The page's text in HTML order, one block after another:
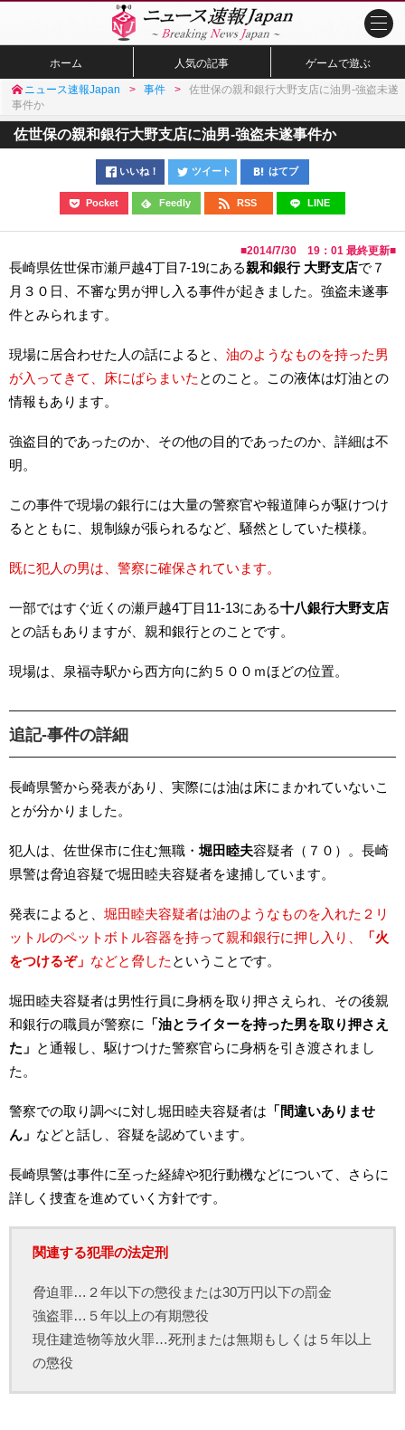
ホーム 人気の記事 ゲームで遊ぶ
ニュース速報Japan 事件
佐世保の親和銀行大野支店に油男-強盗未遂
事件か
佐世保の親和銀行大野支店に油男-強盗未遂事件か
いいね！ ツイート はてブ
Pocket Feedly RSS LINE
■2014/7/30 19：01 最終更新■
長崎県佐世保市瀬戸越4丁目7-19にある親和銀行 大野支店で７
月３０日、不審な男が押し入る事件が起きました。強盗未遂事
件とみられます。
現場に居合わせた人の話によると、 油のようなものを持った男
が入ってきて、床にばらまいた とのこと。この液体は灯油との
情報もあります。
強盗目的であったのか、その他の目的であったのか、詳細は不
明。
この事件で現場の銀行には大量の警察官や報道陣らが駆けつけ
るとともに、規制線が張られるなど、騒然としていた模様。
既に犯人の男は、警察に確保されています。
一部ではすぐ近くの瀬戸越4丁目11-13にある十八銀行大野支店
との話もありますが、親和銀行とのことです。
現場は、泉福寺駅から西方向に約５００ｍほどの位置。
追記-事件の詳細
長崎県警から発表があり、実際には油は床にまかれていないこ
とが分かりました。
犯人は、佐世保市に住む無職・堀田睦夫容疑者（７０）。長崎
県警は脅迫容疑で堀田睦夫容疑者を逮捕しています。
発表によると、 堀田睦夫容疑者は油のようなものを入れた２リ
ットルのペットボトル容器を持って親和銀行に押し入り、
「火
をつけるぞ」 などと脅した ということです。
堀田睦夫容疑者は男性行員に身柄を取り押さえられ、その後親
和銀行の職員が警察に
「油とライターを持った男を取り押さえ
た」 と通報し、駆けつけた警察官らに身柄を引き渡されまし
た。
警察での取り調べに対し堀田睦夫容疑者は 「間違いありませ
ん」 などと話し、容疑を認めています。
長崎県警は事件に至った経緯や犯行動機などについて、さらに
詳しく捜査を進めていく方針です。
関連する犯罪の法定刑
脅迫罪…２年以下の懲役または30万円以下の罰金
強盗罪…５年以上の有期懲役
現住建造物等放火罪…死刑または無期もしくは５年以上
の懲役